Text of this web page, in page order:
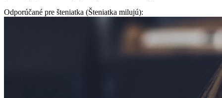
Odporúčané pre šteniatka (Šteniatka milujú):